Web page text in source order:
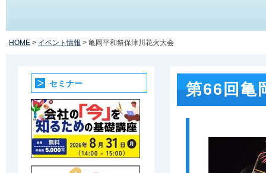
HOME > イベント情報 > 亀岡平和祭保津川花火大会
第66回亀
セミナー